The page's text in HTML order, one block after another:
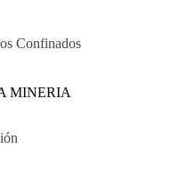
Confinados
MINERIA